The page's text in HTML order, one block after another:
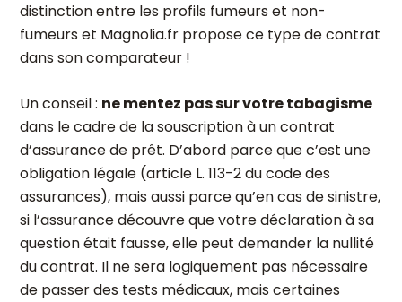
distinction entre les profils fumeurs et non-
fumeurs et Magnolia.fr propose ce type de contrat
dans son comparateur !
Un conseil : ne mentez pas sur votre tabagisme
dans le cadre de la souscription à un contrat
d’assurance de prêt. D’abord parce que c’est une
obligation légale (article L. 113-2 du code des
assurances), mais aussi parce qu’en cas de sinistre,
si l’assurance découvre que votre déclaration à sa
question était fausse, elle peut demander la nullité
du contrat. Il ne sera logiquement pas nécessaire
de passer des tests médicaux, mais certaines